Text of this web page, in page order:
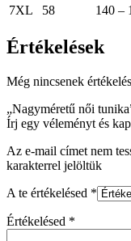
7XL
58 140 –
Értékelések
Még nincsenek
„Nagyméretű női
Írj egy véleményt és
Az e-mail címet nem
karakterrel jelöltük
A te értékelésed *
Értékelésed *